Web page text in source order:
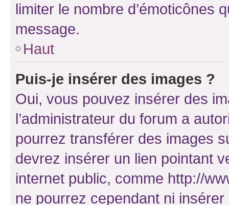
limiter le nombre d’émoticônes
message.
Haut
Puis-je insérer des images ?
Oui, vous pouvez insérer des
l’administrateur du forum a
pourrez transférer des images
devrez insérer un lien pointant
internet public, comme http://
ne pourrez cependant ni